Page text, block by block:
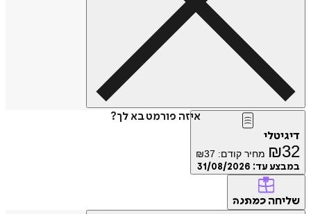
איזה פורמט בא לך?
דיגיטלי
₪32 מחיר קודם: ₪37
במבצע עד: 31/08/2026
שליחה כמתנה